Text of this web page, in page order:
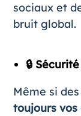
sociaux et
bruit global.
🔒
Même si
toujours vos